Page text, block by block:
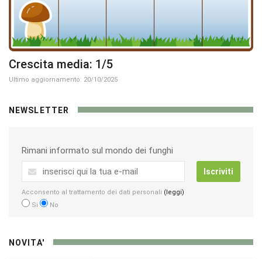
Crescita media: 1/5
Ultimo aggiornamento: 20/10/2025
NEWSLETTER
Rimani informato sul mondo dei funghi
Iscriviti
Acconsento al trattamento dei dati personali (leggi)
Si
No
NOVITA'